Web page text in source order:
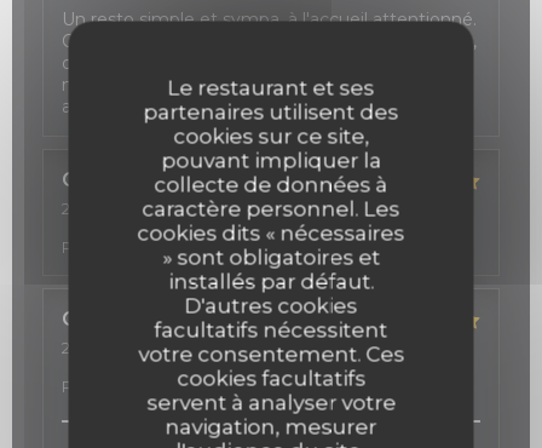
Le restaurant et ses
partenaires utilisent des
cookies sur ce site,
pouvant impliquer la
collecte de données à
caractère personnel. Les
cookies dits « nécessaires
» sont obligatoires et
installés par défaut.
D'autres cookies
facultatifs nécessitent
votre consentement. Ces
cookies facultatifs
servent à analyser votre
navigation, mesurer
Un resto simple et sympa, à l'accueil attentionné.
On a toujours plaisir à se retrouver sur sa terrasse,
dans une petite rue calme du 9e, avec vue sur la
magnifique façade Art déco des Folies Bergère,
autour de bons tapas.
Caroline A
2026-07-17 - 22:00 - Couverts 6
4/5 Ambiance: 5 /5 Cuisine:5/5 Qualité /
Prix
Carole
2026-07-18 - 20:00 - Couverts 6
5 /5 Ambiance: 5/5 Cuisine: 5/5 Qualité /
Prix